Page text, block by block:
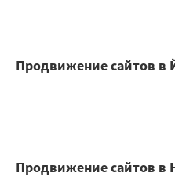
Продвижение сайтов в
Продвижение сайтов в